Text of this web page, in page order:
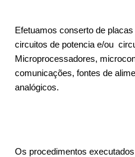
Efetuamos conserto de
circuitos de potencia e/ou
Microprocessadores,
comunicações, fontes de
analógicos.
Os procedimentos